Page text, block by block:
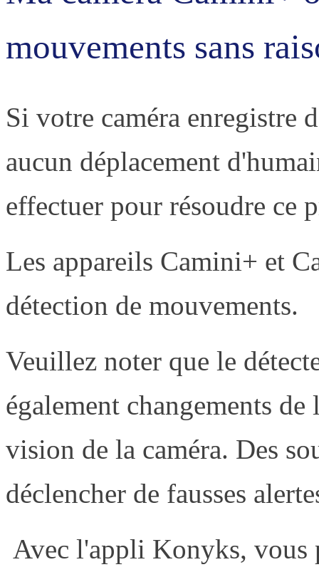
mouvements sans
Si votre caméra enregistre
aucun déplacement
effectuer pour résoudre ce
Les appareils Camini+ et
détection de mouvements.
Veuillez noter que le
également changements
vision de la caméra. Des
déclencher de fausses
Avec l'appli Konyks, vous